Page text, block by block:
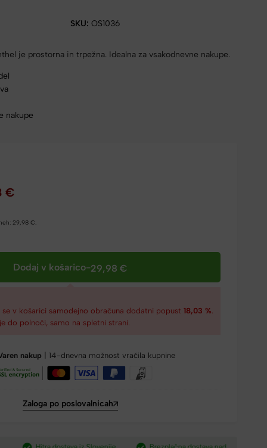
SKU:OS1036
je prostorna in trpežna. Idealna za vsakodnevne nakupe.
nakupe
€
29,98€.
Dodaj v košarico-29,98€
se v košarici samodejno obračuna dodatni popust18,03 %.
do polnoči, samo na spletni strani.
nakup | 14-dnevna možnost vračila kupnine
Zaloga po poslovalnicah